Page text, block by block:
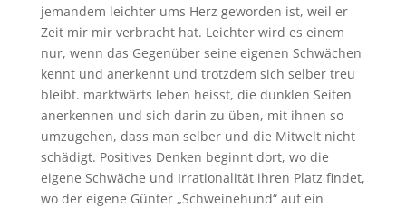
jemandem leichter ums Herz geworden ist, weil er
Zeit mir mir verbracht hat. Leichter wird es einem
nur, wenn das Gegenüber seine eigenen Schwächen
kennt und anerkennt und trotzdem sich selber treu
bleibt. marktwärts leben heisst, die dunklen Seiten
anerkennen und sich darin zu üben, mit ihnen so
umzugehen, dass man selber und die Mitwelt nicht
schädigt. Positives Denken beginnt dort, wo die
eigene Schwäche und Irrationalität ihren Platz findet,
wo der eigene Günter „Schweinehund“ auf ein